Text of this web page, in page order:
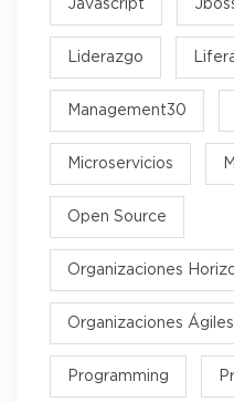
Javascript
Liderazgo
Management30
Microservicios
Open Source
Organizaciones
Organizaciones Ágiles
Programming